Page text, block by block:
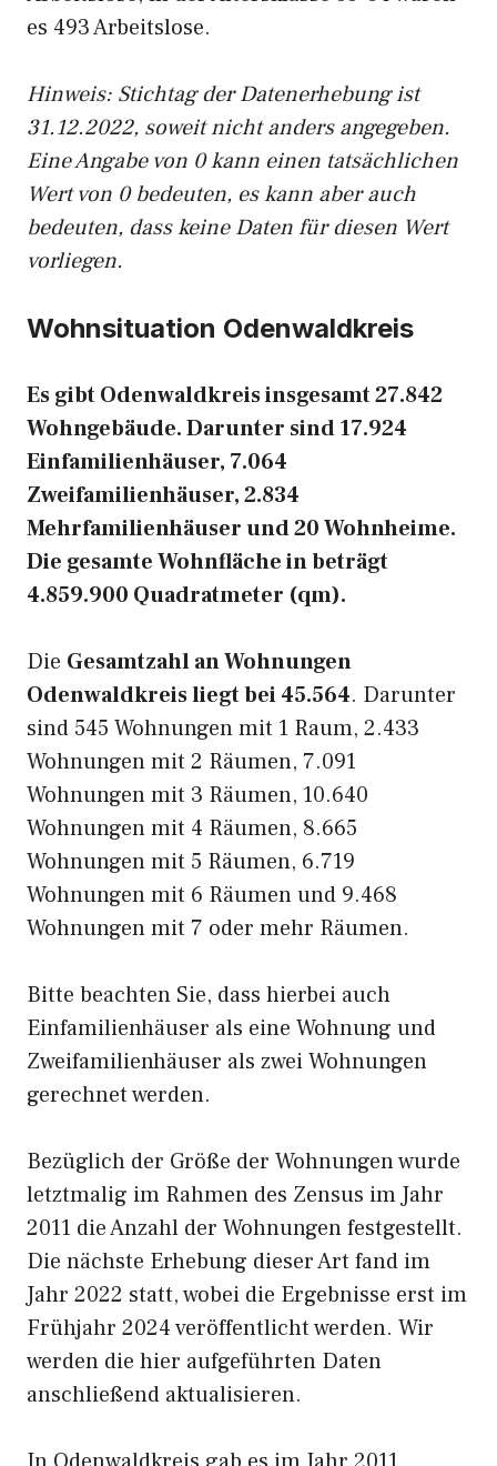
es 493 Arbeitslose.
Hinweis: Stichtag der Datenerhebung ist
31.12.2022, soweit nicht anders angegeben.
Eine Angabe von 0 kann einen tatsächlichen
Wert von 0 bedeuten, es kann aber auch
bedeuten, dass keine Daten für diesen Wert
vorliegen.
Wohnsituation Odenwaldkreis
Es gibt Odenwaldkreis insgesamt 27.842
Wohngebäude. Darunter sind 17.924
Einfamilienhäuser, 7.064
Zweifamilienhäuser, 2.834
Mehrfamilienhäuser und 20 Wohnheime.
Die gesamte Wohnfläche in beträgt
4.859.900 Quadratmeter (qm).
Die Gesamtzahl an Wohnungen
Odenwaldkreis liegt bei 45.564. Darunter
sind 545 Wohnungen mit 1 Raum, 2.433
Wohnungen mit 2 Räumen, 7.091
Wohnungen mit 3 Räumen, 10.640
Wohnungen mit 4 Räumen, 8.665
Wohnungen mit 5 Räumen, 6.719
Wohnungen mit 6 Räumen und 9.468
Wohnungen mit 7 oder mehr Räumen.
Bitte beachten Sie, dass hierbei auch
Einfamilienhäuser als eine Wohnung und
Zweifamilienhäuser als zwei Wohnungen
gerechnet werden.
Bezüglich der Größe der Wohnungen wurde
letztmalig im Rahmen des Zensus im Jahr
2011 die Anzahl der Wohnungen festgestellt.
Die nächste Erhebung dieser Art fand im
Jahr 2022 statt, wobei die Ergebnisse erst im
Frühjahr 2024 veröffentlicht werden. Wir
werden die hier aufgeführten Daten
anschließend aktualisieren.